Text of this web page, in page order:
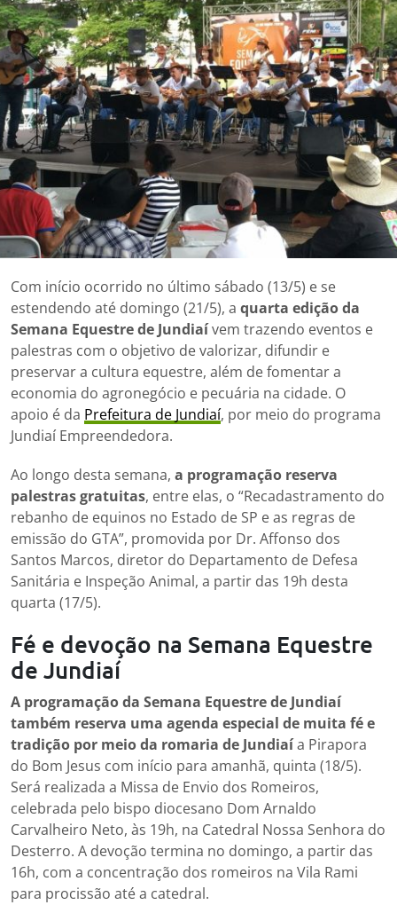
Com início ocorrido no último sábado (13/5) e se
estendendo até domingo (21/5), a quarta edição da
Semana Equestre de Jundiaívem trazendo eventos e
palestras com o objetivo de valorizar, difundir e
preservar a cultura equestre, além de fomentar a
economia do agronegócio e pecuária na cidade. O
apoio é da Prefeitura de Jundiaí, por meio do programa
Jundiaí Empreendedora.
Ao longo desta semana, a programação reserva
palestras gratuitas, entre elas, o “Recadastramento do
rebanho de equinos no Estado de SP e as regras de
emissão do GTA”, promovida por Dr. Affonso dos
Santos Marcos, diretor do Departamento de Defesa
Sanitária e Inspeção Animal, a partir das 19h desta
quarta (17/5).
Fé e devoção na Semana Equestre
de Jundiaí
A programação da Semana Equestre de Jundiaí
também reserva uma agenda especial de muita fé e
tradição por meio da romaria de Jundiaía Pirapora
do Bom Jesus com início para amanhã, quinta (18/5).
Será realizada a Missa de Envio dos Romeiros,
celebrada pelo bispo diocesano Dom Arnaldo
Carvalheiro Neto, às 19h, na Catedral Nossa Senhora do
Desterro. A devoção termina no domingo, a partir das
16h, com a concentração dos romeiros na Vila Rami
para procissão até a catedral.